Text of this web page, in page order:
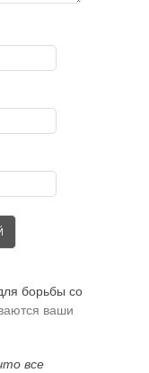
борьбы со
ваши
все